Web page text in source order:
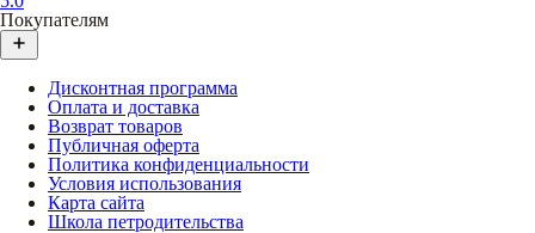
Покупателям
Дисконтная программа
Оплата и доставка
Возврат товаров
Публичная оферта
Политика конфиденциальности
Условия использования
Карта сайта
Школа петродительства